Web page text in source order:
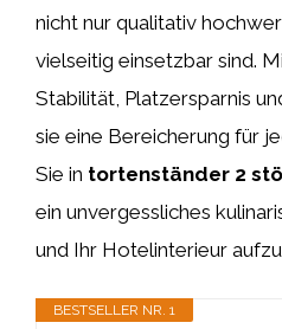
nicht nur qualitativ
vielseitig einsetzbar sind.
Stabilität, Platzersparnis
sie eine Bereicherung für
Sie in tortenständer 2
ein unvergessliches
und Ihr Hotelinterieur
BESTSELLER NR. 1